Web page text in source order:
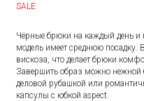
SALE
Чёрные брюки на каждый день
модель имеет среднюю посадку.
вискоза, что делает брюки
Завершить образ можно нежной
деловой рубашкой или
капсулы с юбкой aspect.